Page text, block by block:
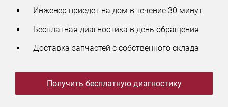
Инженер приедет на дом в течение 30 минут
Бесплатная диагностика в день обращения
Доставка запчастей с собственного склада
Получить бесплатную диагностику